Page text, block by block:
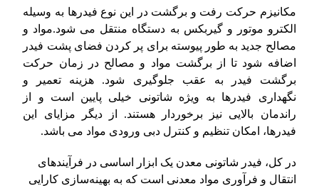
مکانیزم حرکت رفت و برگشت در این نوع فیدرها به وسیله
الکترو موتور و گیربکس به دستگاه منتقل می شود.مواد و
مصالح جدید به طور پیوسته برای پر کردن فضای پشت فیدر
اضافه شود تا از برگشت مواد و مصالح در زمان حرکت
برگشت فیدر به عقب جلوگیری شود. هزینه تعمیر و
نگهداری فیدرها به ویژه شاتونی خیلی پایین است و از
راندمان بالایی نیز برخوردار هستند. از دیگر مزایای این
فیدرها، امکان تنظیم و کنترل دبی ورودی مواد می باشد.
در کل، فیدر شاتونی معدن یک ابزار اساسی در فرآیندهای
انتقال و فرآوری مواد معدنی است که به بهینه‌سازی کارایی